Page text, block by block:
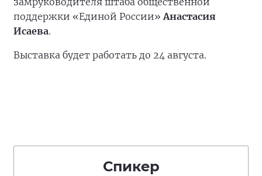
поддержки «Единой России»Анастасия
Исаева.
Выставка будет работать до 24 августа.
Спикер